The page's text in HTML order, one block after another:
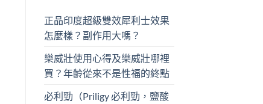
正品印度超級雙效犀利士效果
怎麼樣？副作用大嗎？
樂威壯使用心得及樂威壯哪裡
買？年齡從來不是性福的終點
必利勁（Priligy 必利勁，鹽酸